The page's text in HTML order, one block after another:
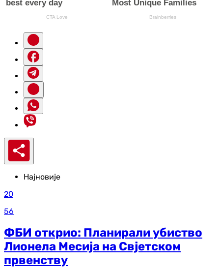
Најновије
20
56
ФБИ открио: Планирали убиство
Лионела Месија на Свјетском
првенству